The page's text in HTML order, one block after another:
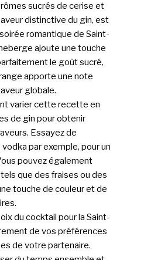
sucrés de cerise et
distinctive du gin, est
romantique de Saint-
ajoute une touche
le goût sucré,
apporte une note
globale.
varier cette recette en
de gin pour obtenir
Essayez de
par exemple, pour un
pouvez également
que des fraises ou des
touche de couleur et de
du cocktail pour la Saint-
de vos préférences
de votre partenaire.